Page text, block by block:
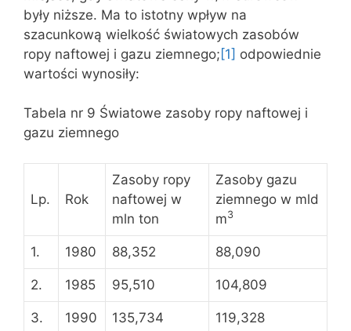
były niższe. Ma to istotny wpływ na
szacunkową wielkość światowych zasobów
ropy naftowej i gazu ziemnego; [1] odpowiednie
wartości wynosiły:
Tabela nr 9 Światowe zasoby ropy naftowej i
gazu ziemnego
Lp. Rok
Zasoby ropy
naftowej w
mln ton
Zasoby gazu
ziemnego w mld
m3
1. 1980 88,352 88,090
2. 1985 95,510 104,809
3. 1990 135,734 119,328